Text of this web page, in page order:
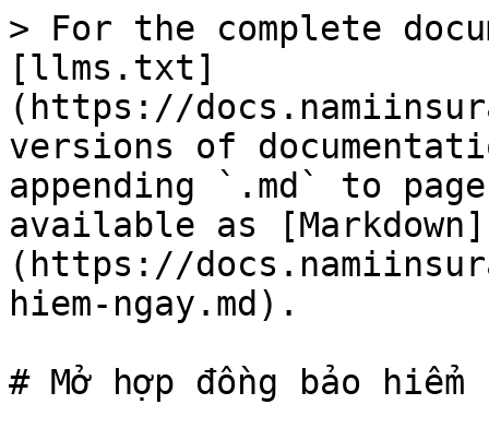
> For the complete
[llms.txt]
(https://
versions of
appending `.md` to
available as [Markdown]
(https://
hiem-ngay.md).
# Mở hợp đồng bảo hiểm